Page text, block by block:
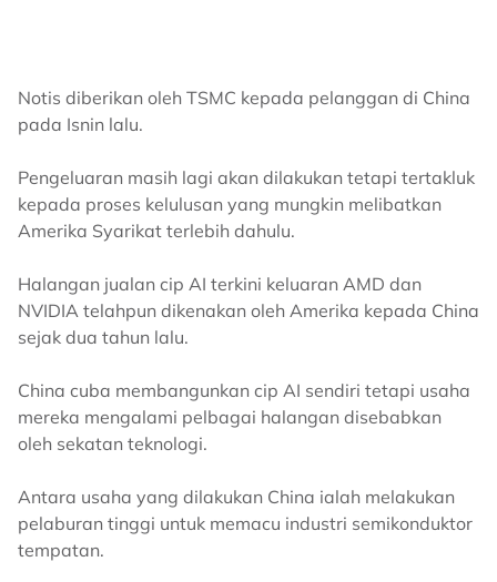
Notis diberikan oleh TSMC kepada pelanggan di China
pada Isnin lalu.
Pengeluaran masih lagi akan dilakukan tetapi tertakluk
kepada proses kelulusan yang mungkin melibatkan
Amerika Syarikat terlebih dahulu.
Halangan jualan cip AI terkini keluaran AMD dan
NVIDIA telahpun dikenakan oleh Amerika kepada China
sejak dua tahun lalu.
China cuba membangunkan cip AI sendiri tetapi usaha
mereka mengalami pelbagai halangan disebabkan
oleh sekatan teknologi.
Antara usaha yang dilakukan China ialah melakukan
pelaburan tinggi untuk memacu industri semikonduktor
tempatan.